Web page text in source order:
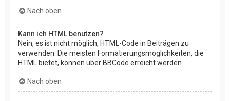
Nach oben
Kann ich HTML benutzen?
Nein, es ist nicht möglich, HTML-Code in Beiträgen zu
verwenden. Die meisten Formatierungsmöglichkeiten, die
HTML bietet, können über BBCode erreicht werden.
Nach oben